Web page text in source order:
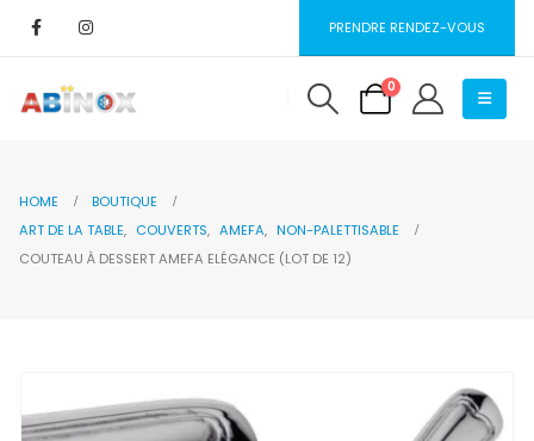
PRENDRE RENDEZ-VOUS
0
HOME
BOUTIQUE
ART DE LA TABLE, COUVERTS, AMEFA, NON-PALETTISABLE
COUTEAU À DESSERT AMEFA ELÉGANCE (LOT DE 12)